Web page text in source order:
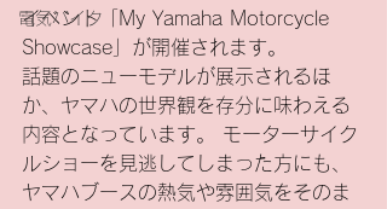
電気バイク
イベント「My Yamaha Motorcycle
Showcase」が開催されます。
話題のニューモデルが展示されるほ
か、ヤマハの世界観を存分に味わえる
内容となっています。 モーターサイク
ルショーを見逃してしまった方にも、
ヤマハブースの熱気や雰囲気をそのま